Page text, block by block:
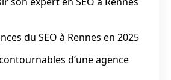
du SEO à Rennes en 2025
d’une agence